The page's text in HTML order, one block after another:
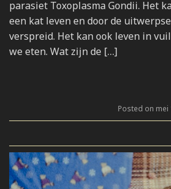
parasiet Toxoplasma Gondii. Het
een kat leven en door de
verspreid. Het kan ook leven in
we eten. Wat zijn de […]
Posted on mei